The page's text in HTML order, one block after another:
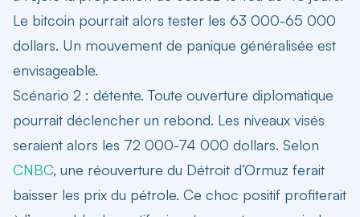
Le bitcoin pourrait alors tester les 63 000-65 000
dollars. Un mouvement de panique généralisée est
envisageable.
Scénario 2 : détente. Toute ouverture diplomatique
pourrait déclencher un rebond. Les niveaux visés
seraient alors les 72 000-74 000 dollars. Selon
CNBC, une réouverture du Détroit d’Ormuz ferait
baisser les prix du pétrole. Ce choc positif profiterait